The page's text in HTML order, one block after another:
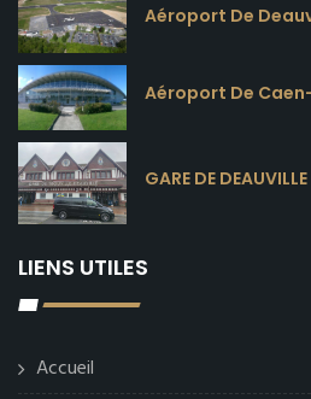
Aéroport De
Aéroport De
GARE DE DEAUVILLE
LIENS UTILES
Accueil